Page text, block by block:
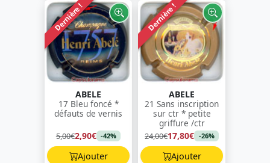
Dernière !
ABELE
17 Bleu foncé *
défauts de vernis
5,00€2,90€ -42%
Ajouter
Dernière !
ABELE
21 Sans inscription
sur ctr * petite
griffure /ctr
24,00€17,80€ -26%
Ajouter